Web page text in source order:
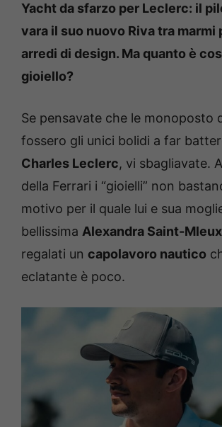
Yacht da sfarzo per Leclerc: il
vara il suo nuovo Riva tra marmi
arredi di design. Ma quanto è
gioiello?
Se pensavate che le monoposto
fossero gli unici bolidi a far
Charles Leclerc, vi sbagliavate.
della Ferrari i “gioielli” non
motivo per il quale lui e sua
bellissima Alexandra Saint-Mleux
regalati un capolavoro nautico
eclatante è poco.